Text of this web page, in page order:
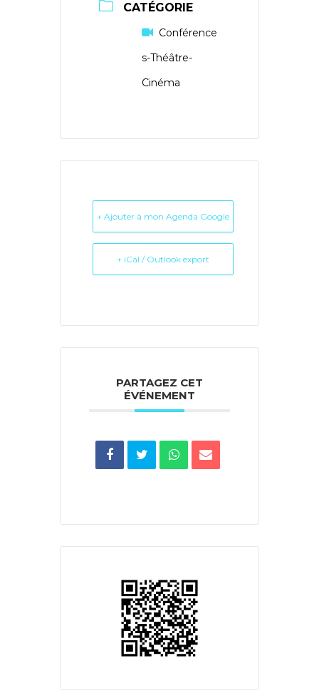
CATÉGORIE
Conférence
s-Théâtre-
Cinéma
+ Ajouter à mon Agenda Google
+ iCal / Outlook export
PARTAGEZ CET
ÉVÉNEMENT